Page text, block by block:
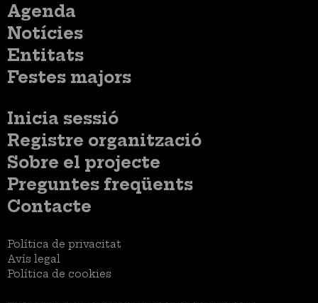
Menú
principal
Agenda
Notícies
Entitats
Festes majors
Menú
del
compte
d'usuari
Inicia sessió
Menú
usuari
no
loggat
Registre organització
Menú
Peu
Sobre el projecte
Preguntes freqüents
Contacte
Menú
Legal
Política de privacitat
Avís legal
Política de cookies